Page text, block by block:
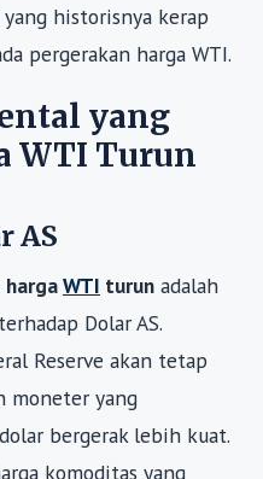
historisnya kerap
pergerakan harga WTI.
yang
WTI Turun
AS
hargaWTI turun adalah
Dolar AS.
Reserve akan tetap
moneter yang
bergerak lebih kuat.
komoditas yang